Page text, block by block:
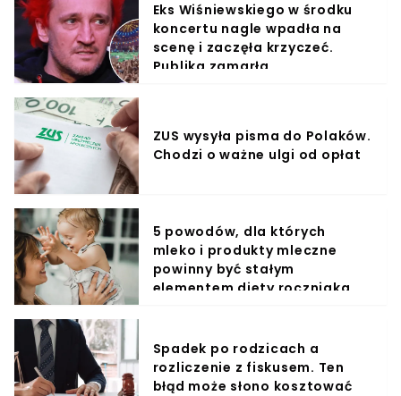
Eks Wiśniewskiego w środku
koncertu nagle wpadła na
scenę i zaczęła krzyczeć.
Publika zamarła
ZUS wysyła pisma do Polaków.
Chodzi o ważne ulgi od opłat
5 powodów, dla których
mleko i produkty mleczne
powinny być stałym
elementem diety roczniaka
Spadek po rodzicach a
rozliczenie z fiskusem. Ten
błąd może słono kosztować